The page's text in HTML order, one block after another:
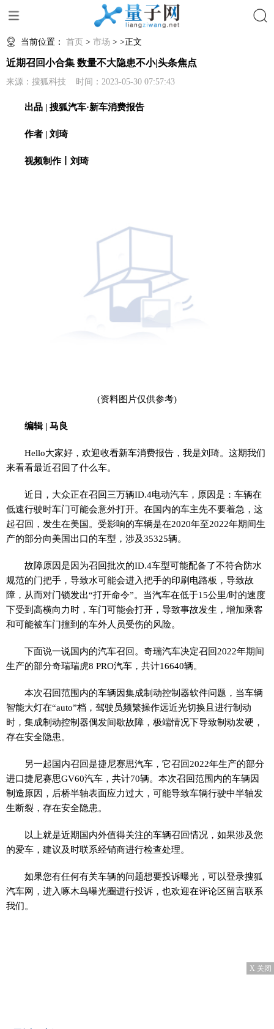
当前位置： 首页 > 市场 > >正文
近期召回小合集 数量不大隐患不小|头条焦点
来源：搜狐科技 时间：2023-05-30 07:57:43
出品 | 搜狐汽车·新车消费报告
作者 | 刘琦
视频制作丨刘琦
(资料图片仅供参考)
编辑 | 马良
Hello大家好，欢迎收看新车消费报告，我是刘琦。这期我们
来看看最近召回了什么车。
近日，大众正在召回三万辆ID.4电动汽车，原因是：车辆在
低速行驶时车门可能会意外打开。在国内的车主先不要着急，这
起召回，发生在美国。受影响的车辆是在2020年至2022年期间生
产的部分向美国出口的车型，涉及35325辆。
故障原因是因为召回批次的ID.4车型可能配备了不符合防水
规范的门把手，导致水可能会进入把手的印刷电路板，导致故
障，从而对门锁发出“打开命令”。当汽车在低于15公里/时的速度
下受到高横向力时，车门可能会打开，导致事故发生，增加乘客
和可能被车门撞到的车外人员受伤的风险。
下面说一说国内的汽车召回。奇瑞汽车决定召回2022年期间
生产的部分奇瑞瑞虎8 PRO汽车，共计16640辆。
本次召回范围内的车辆因集成制动控制器软件问题，当车辆
智能大灯在“auto”档，驾驶员频繁操作远近光切换且进行制动
时，集成制动控制器偶发间歇故障，极端情况下导致制动发硬，
存在安全隐患。
另一起国内召回是捷尼赛思汽车，它召回2022年生产的部分
进口捷尼赛思GV60汽车，共计70辆。本次召回范围内的车辆因
制造原因，后桥半轴表面应力过大，可能导致车辆行驶中半轴发
生断裂，存在安全隐患。
以上就是近期国内外值得关注的车辆召回情况，如果涉及您
的爱车，建议及时联系经销商进行检查处理。
如果您有任何有关车辆的问题想要投诉曝光，可以登录搜狐
汽车网，进入啄木鸟曝光圈进行投诉，也欢迎在评论区留言联系
我们。
X 关闭